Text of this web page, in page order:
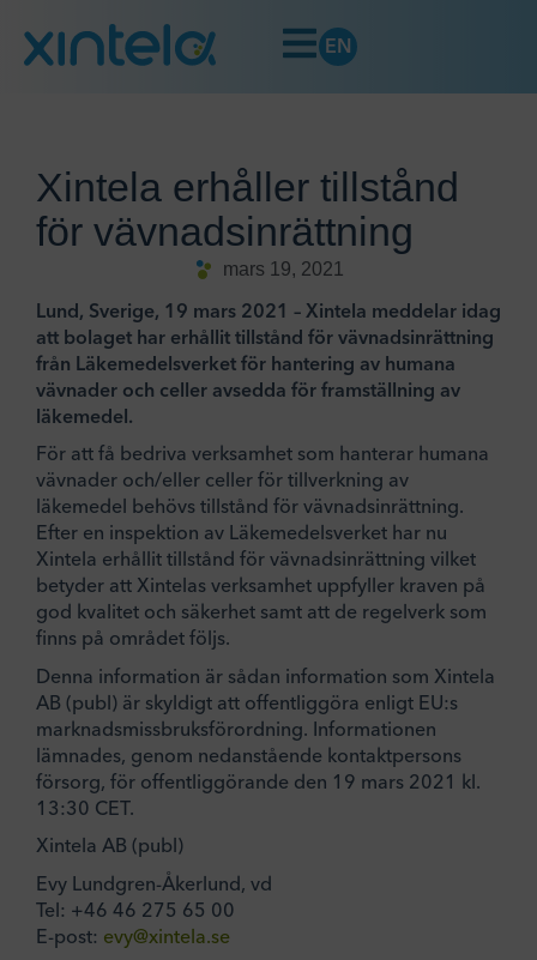
EN
Xintela erhåller tillstånd
för vävnadsinrättning
mars 19, 2021
Lund, Sverige, 19 mars 2021 – Xintela meddelar idag
att bolaget har erhållit tillstånd för vävnadsinrättning
från Läkemedelsverket för hantering av humana
vävnader och celler avsedda för framställning av
läkemedel.
För att få bedriva verksamhet som hanterar humana
vävnader och/eller celler för tillverkning av
läkemedel behövs tillstånd för vävnadsinrättning.
Efter en inspektion av Läkemedelsverket har nu
Xintela erhållit tillstånd för vävnadsinrättning vilket
betyder att Xintelas verksamhet uppfyller kraven på
god kvalitet och säkerhet samt att de regelverk som
finns på området följs.
Denna information är sådan information som Xintela
AB (publ) är skyldigt att offentliggöra enligt EU:s
marknadsmissbruksförordning. Informationen
lämnades, genom nedanstående kontaktpersons
försorg, för offentliggörande den 19 mars 2021 kl.
13:30 CET.
Xintela AB (publ)
Evy Lundgren-Åkerlund, vd
Tel: +46 46 275 65 00
E-post: evy@xintela.se